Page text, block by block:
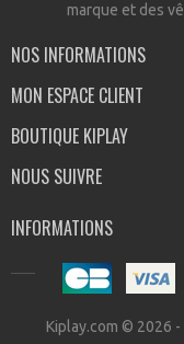
marque et des
NOS INFORMATIONS
MON ESPACE CLIENT
BOUTIQUE KIPLAY
NOUS SUIVRE
INFORMATIONS
Kiplay.com © 2026 -